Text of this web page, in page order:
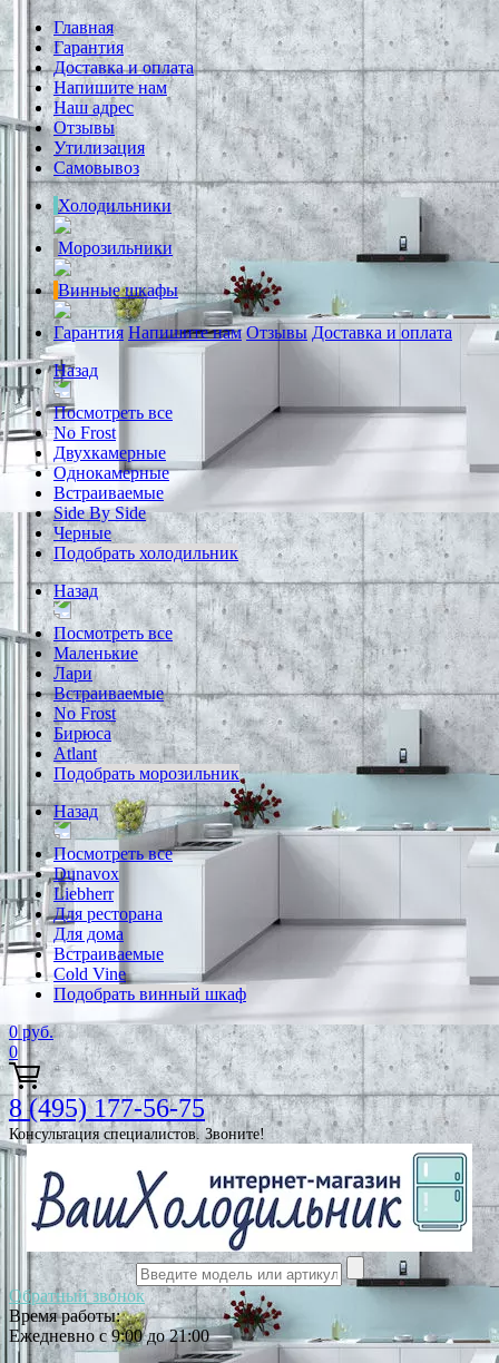
Главная
Гарантия
Доставка и оплата
Напишите нам
Наш адрес
Отзывы
Утилизация
Самовывоз
Холодильники
Морозильники
Винные шкафы
Гарантия Напишите нам Отзывы Доставка и оплата
Назад
Посмотреть все
No Frost
Двухкамерные
Однокамерные
Встраиваемые
Side By Side
Черные
Подобрать холодильник
Назад
Посмотреть все
Маленькие
Лари
Встраиваемые
No Frost
Бирюса
Atlant
Подобрать морозильник
Назад
Посмотреть все
Dunavox
Liebherr
Для ресторана
Для дома
Встраиваемые
Cold Vine
Подобрать винный шкаф
0 руб.
0
8 (495) 177-56-75
Консультация специалистов. Звоните!
Обратный звонок
Время работы:
Ежедневно с 9:00 до 21:00